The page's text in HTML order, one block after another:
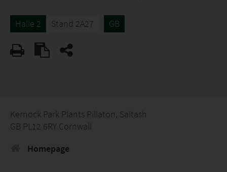
Halle 2 Stand 2A27 GB
Kernock Park Plants Pillaton, Saltash
GB PL12 6RY Cornwall
Homepage